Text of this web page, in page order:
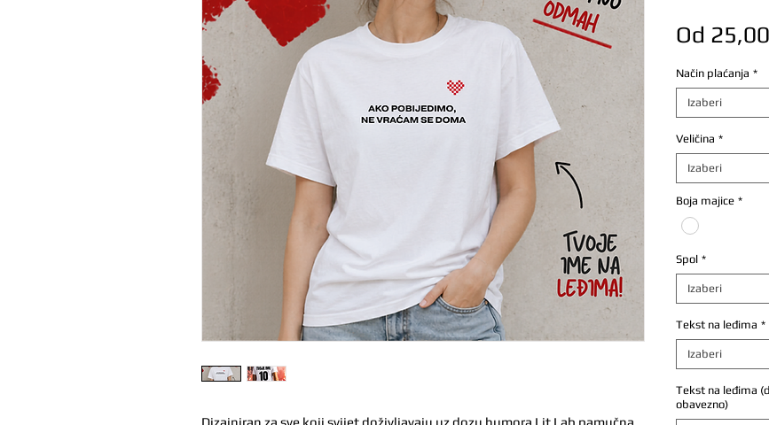
Dizajniran za sve koji svijet doživljavaju uz dozu humora Lit Lab pamučna
Od
Način plaćanja *
Izaberi
Veličina *
Izaberi
Boja majice *
Spol *
Izaberi
Tekst na leđima *
Izaberi
Tekst na leđima
obavezno)